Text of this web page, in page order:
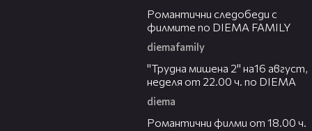
Романтични следобеди с
филмите по DIEMA FAMILY
diemafamily
"Трудна мишена 2" на16 август,
неделя от 22.00 ч. по DIEMA
diema
Романтични филми от 18.00 ч.